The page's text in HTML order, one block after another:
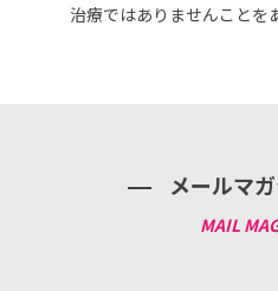
治療ではありませんことを
メールマ